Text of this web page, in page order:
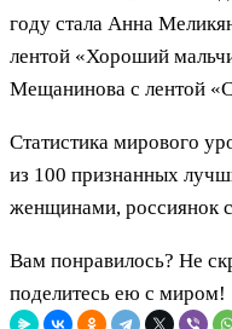
году стала Анна
лентой «Хороший
Мещанинова с лентой
Статистика мирового
из 100 признанных
женщинами, россиянок
Вам понравилось? Не
поделитесь ею с миром!